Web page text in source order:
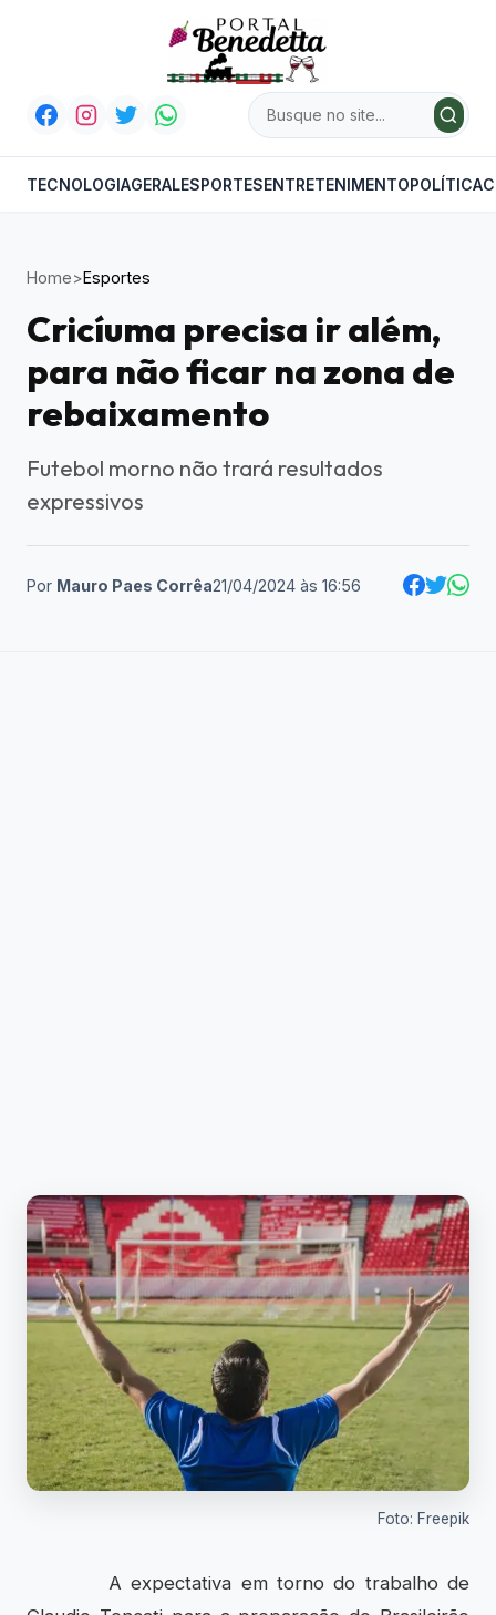
TECNOLOGIAGERALESPORTESENTRETENIMENTOPOLÍTICA
Home>Esportes
Cricíuma precisa ir além,
para não ficar na zona de
rebaixamento
Futebol morno não trará resultados
expressivos
Por Mauro Paes Corrêa21/04/2024 às 16:56
Foto: Freepik
A expectativa em torno do trabalho de